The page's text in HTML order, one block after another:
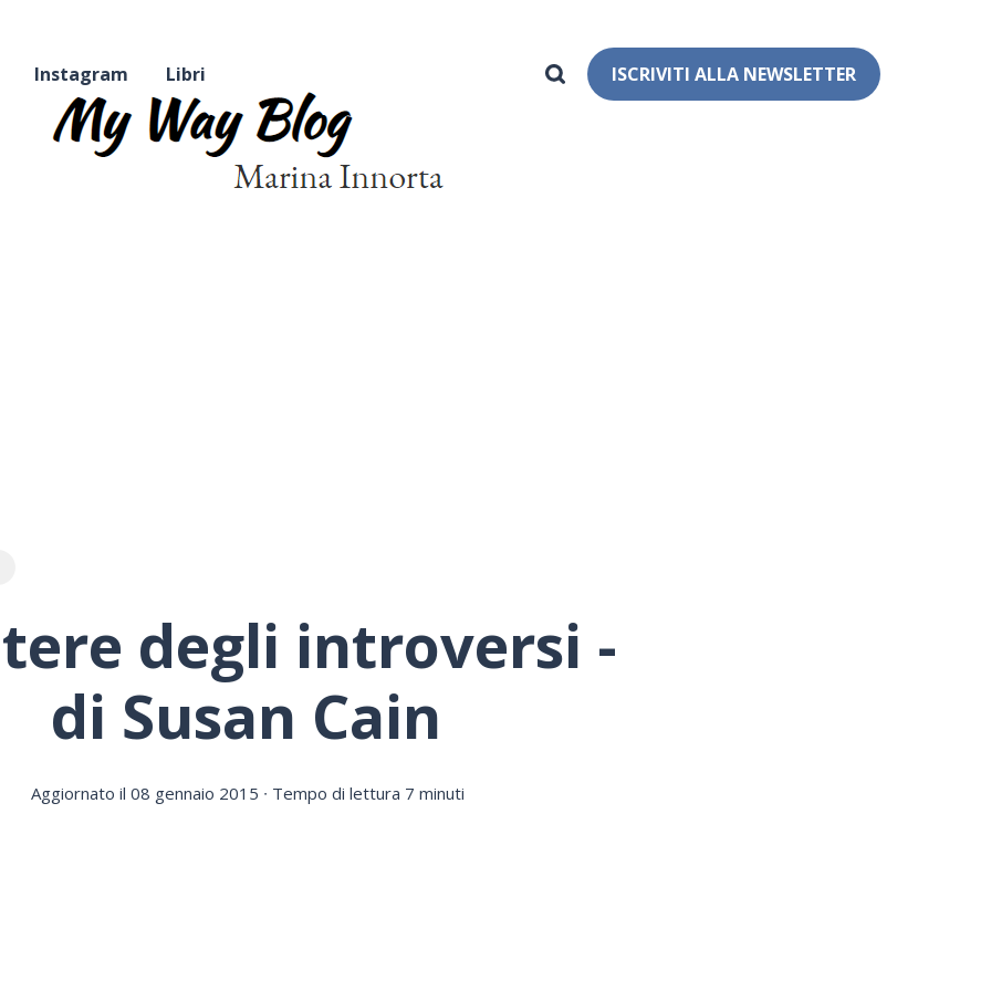
Instagram Libri ISCRIVITI ALLA NEWSLETTER
degli introversi -
di Susan Cain
Aggiornato il 08 gennaio 2015 ∙ Tempo di lettura 7 minuti